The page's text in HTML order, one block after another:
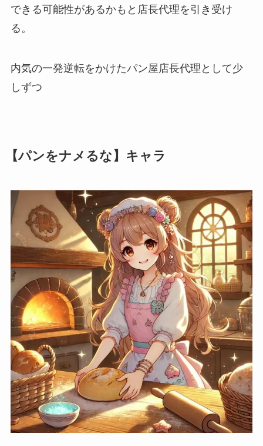
できる可能性があるかもと店長代理を引き受け
る。
内気の一発逆転をかけたパン屋店長代理として少
しずつ
【パンをナメるな】キャラ